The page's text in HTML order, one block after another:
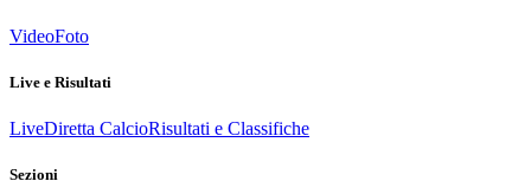
VideoFoto
Live e Risultati
LiveDiretta CalcioRisultati e Classifiche
Sezioni